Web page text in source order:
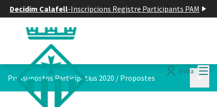
Decidim Calafell-Inscripcions Registre Participants PAM
Entra
Pressupostos Participatius 2020 / Propostes